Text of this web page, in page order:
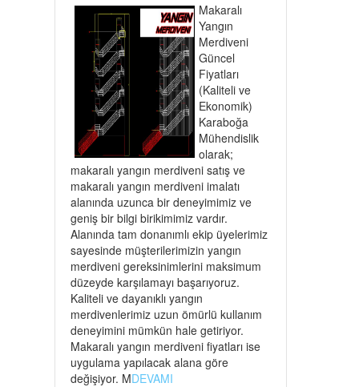
Makaralı
Yangın
Merdiveni
Güncel
Fiyatları
(Kaliteli ve
Ekonomik)
Karaboğa
Mühendislik
olarak;
makaralı yangın merdiveni satış ve
makaralı yangın merdiveni imalatı
alanında uzunca bir deneyimimiz ve
geniş bir bilgi birikimimiz vardır.
Alanında tam donanımlı ekip üyelerimiz
sayesinde müşterilerimizin yangın
merdiveni gereksinimlerini maksimum
düzeyde karşılamayı başarıyoruz.
Kaliteli ve dayanıklı yangın
merdivenlerimiz uzun ömürlü kullanım
deneyimini mümkün hale getiriyor.
Makaralı yangın merdiveni fiyatları ise
uygulama yapılacak alana göre
değişiyor. MDEVAMI